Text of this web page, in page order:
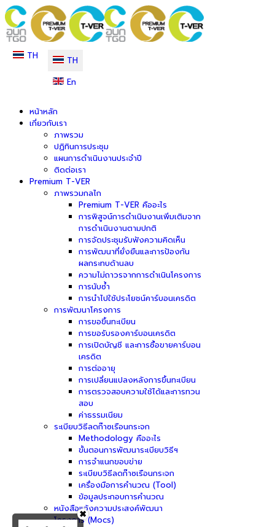
TH
TH
En
หน้าหลัก
เกี่ยวกับเรา
ภาพรวม
ปฏิทินการประชุม
แผนการดำเนินงานประจำปี
ติดต่อเรา
Premium T-VER
ภาพรวมกลไก
Premium T-VER คืออะไร
การพิสูจน์การดำเนินงานเพิ่มเติมจาก
การดำเนินงานตามปกติ
การจัดประชุมรับฟังความคิดเห็น
การพัฒนาที่ยั่งยืนและการป้องกัน
ผลกระทบด้านลบ
ความไม่ถาวรจากการดำเนินโครงการ
การนับซ้ำ
การนำไปใช้ประโยชน์คาร์บอนเครดิต
การพัฒนาโครงการ
การขอขึ้นทะเบียน
การขอรับรองคาร์บอนเครดิต
การเปิดบัญชี และการซื้อขายคาร์บอน
เครดิต
การต่ออายุ
การเปลี่ยนแปลงหลังการขึ้นทะเบียน
การตรวจสอบความใช้ได้และการทวน
สอบ
ค่าธรรมเนียม
ระเบียบวิธีลดก๊าซเรือนกระจก
Methodology คืออะไร
ขั้นตอนการพัฒนาระเบียบวิธีฯ
การจำแนกขอบข่าย
ระเบียบวิธีลดก๊าซเรือนกระจก
เครื่องมือการคำนวณ (Tool)
ข้อมูลประกอบการคำนวณ
หนังสือแจ้งความประสงค์พัฒนา
โครงการ (Mocs)
✖